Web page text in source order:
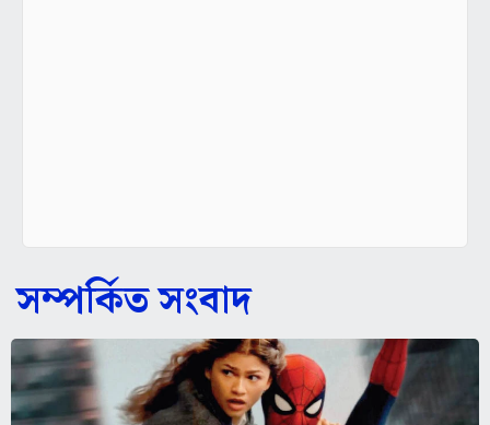
সম্পর্কিত সংবাদ